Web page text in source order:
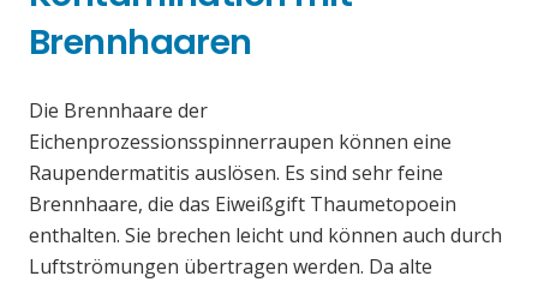
Brennhaaren
Die Brennhaare der
Eichenprozessionsspinnerraupen können eine
Raupendermatitis auslösen. Es sind sehr feine
Brennhaare, die das Eiweißgift Thaumetopoein
enthalten. Sie brechen leicht und können auch durch
Luftströmungen übertragen werden. Da alte